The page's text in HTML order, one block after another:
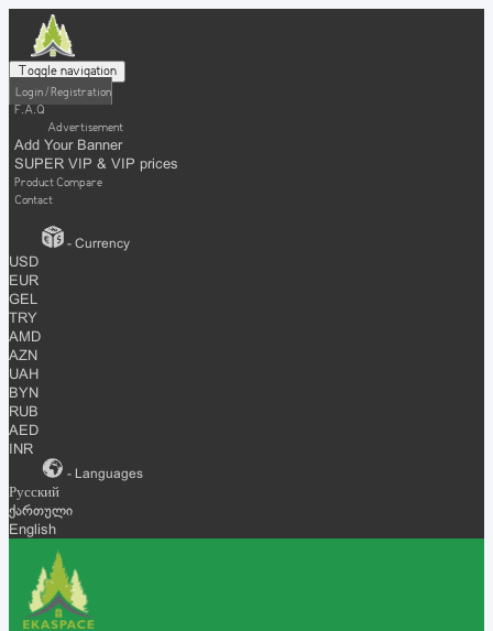
Toggle navigation
Login / Registration
F.A.Q
Advertisement
Add Your Banner
SUPER VIP & VIP prices
Product Compare
Contact
- Currency
USD
EUR
GEL
TRY
AMD
AZN
UAH
BYN
RUB
AED
INR
- Languages
Русский
ქართული
English